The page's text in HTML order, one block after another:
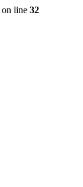
on line 32